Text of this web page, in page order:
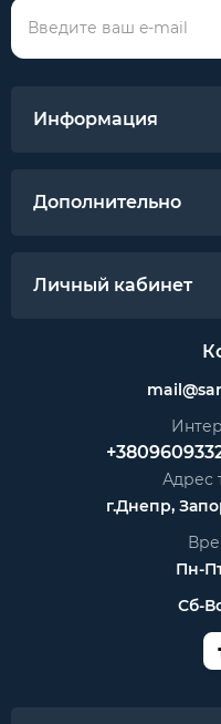
Информация
Дополнительно
Личный кабинет
Адрес
г.Днепр,
Пн-
Сб-